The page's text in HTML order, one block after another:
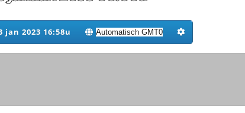
jan 2023 16:58u